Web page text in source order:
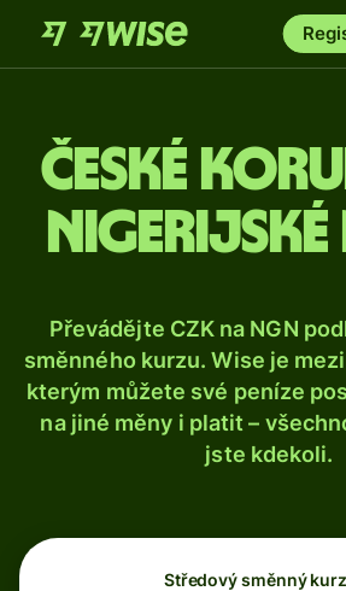
České
Převádějte CZK na NGN
směnného kurzu. Wise je
kterým můžete své peníze
na jiné měny i platit –
jste kdekoli.
Středový směnný kurz